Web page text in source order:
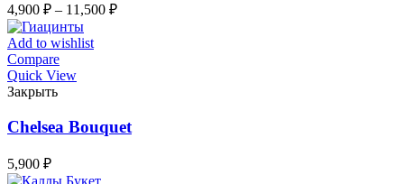
4,900 ₽ – 11,500 ₽
Add to wishlist
Compare
Quick View
Закрыть
Chelsea Bouquet
5,900 ₽